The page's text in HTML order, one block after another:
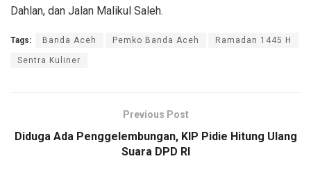
Dahlan, dan Jalan Malikul Saleh.
Tags: Banda Aceh Pemko Banda Aceh Ramadan 1445 H
Sentra Kuliner
Previous Post
Diduga Ada Penggelembungan, KIP Pidie Hitung Ulang
Suara DPD RI